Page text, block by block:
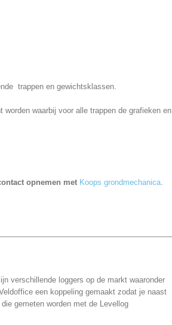
trappen en gewichtsklassen.
waarbij voor alle trappen de grafieken en
opnemen met Koops grondmechanica
verschillende loggers op de markt waaronder
een koppeling gemaakt zodat je naast
gemeten worden met de Levellog